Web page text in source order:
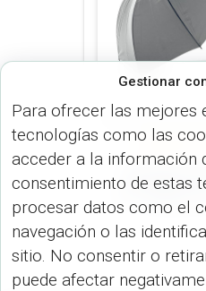
Gestionar
Para ofrecer las mejores
tecnologías como las
acceder a la información
consentimiento de estas
procesar datos como el
navegación o las
sitio. No consentir o
puede afectar
PARAGUAS
Paraguas
27″